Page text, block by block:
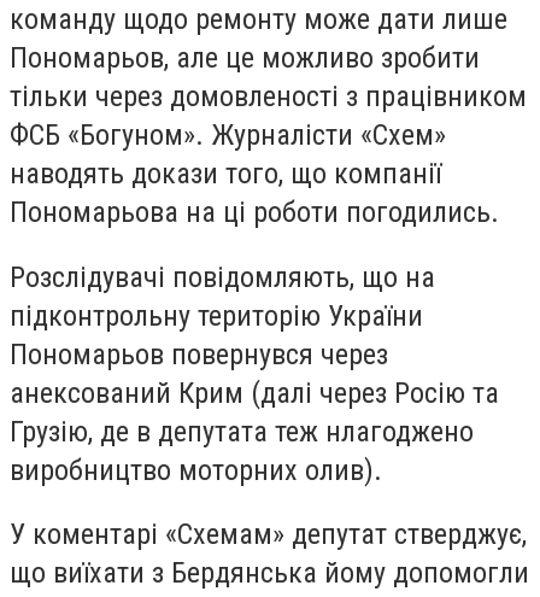
команду щодо ремонту може дати лише
Пономарьов, але це можливо зробити
тільки через домовленості з працівником
ФСБ «Богуном». Журналісти «Схем»
наводять докази того, що компанії
Пономарьова на ці роботи погодились.
Розслідувачі повідомляють, що на
підконтрольну територію України
Пономарьов повернувся через
анексований Крим (далі через Росію та
Грузію, де в депутата теж нлагоджено
виробництво моторних олив).
У коментарі «Схемам» депутат стверджує,
що виїхати з Бердянська йому допомогли